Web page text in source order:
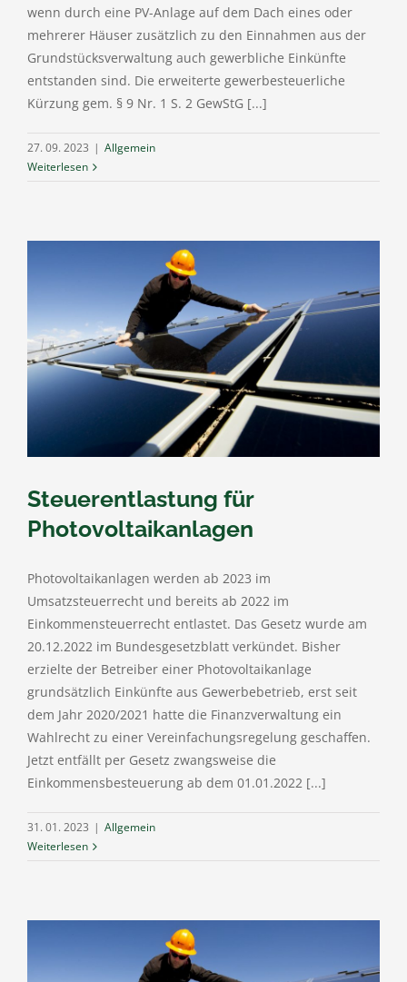
wenn durch eine PV-Anlage auf dem Dach eines oder
mehrerer Häuser zusätzlich zu den Einnahmen aus der
Grundstücksverwaltung auch gewerbliche Einkünfte
entstanden sind. Die erweiterte gewerbesteuerliche
Kürzung gem. § 9 Nr. 1 S. 2 GewStG [...]
27. 09. 2023 | Allgemein
Weiterlesen
Steuerentlastung für
Photovoltaikanlagen
Photovoltaikanlagen werden ab 2023 im
Umsatzsteuerrecht und bereits ab 2022 im
Einkommensteuerrecht entlastet. Das Gesetz wurde am
20.12.2022 im Bundesgesetzblatt verkündet. Bisher
erzielte der Betreiber einer Photovoltaikanlage
grundsätzlich Einkünfte aus Gewerbebetrieb, erst seit
dem Jahr 2020/2021 hatte die Finanzverwaltung ein
Wahlrecht zu einer Vereinfachungsregelung geschaffen.
Jetzt entfällt per Gesetz zwangsweise die
Einkommensbesteuerung ab dem 01.01.2022 [...]
31. 01. 2023 | Allgemein
Weiterlesen